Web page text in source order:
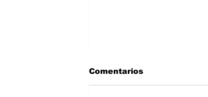
Comentarios